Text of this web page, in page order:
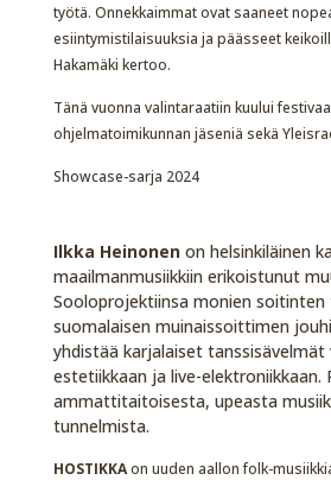
työtä. Onnekkaimmat ovat saaneet
esiintymistilaisuuksia ja päässeet
Hakamäki kertoo.
Tänä vuonna valintaraatiin kuului
ohjelmatoimikunnan jäseniä sekä
Showcase-sarja 2024
Ilkka Heinonenon helsinkiläinen
maailmanmusiikkiin erikoistunut
Sooloprojektiinsa monien
suomalaisen muinaissoittimen
yhdistää karjalaiset tanssisävelmät
estetiikkaan ja live-elektroniikkaan.
ammattitaitoisesta, upeasta
tunnelmista.
HOSTIKKAon uuden aallon folk-